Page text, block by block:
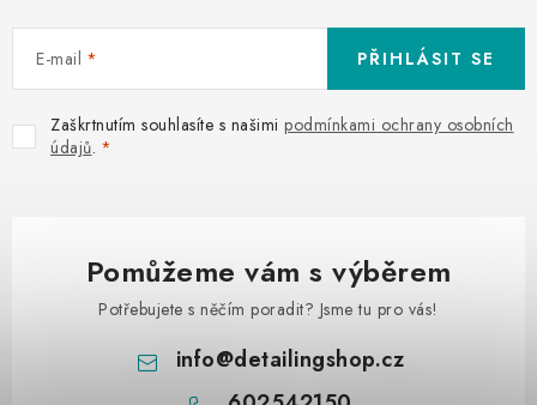
E-mail
Zaškrtnutím souhlasíte s našimi podmínkami ochrany osobních
údajů.
PŘIHLÁSIT SE
Pomůžeme vám s výběrem
Potřebujete s něčím poradit? Jsme tu pro vás!
info@detailingshop.cz